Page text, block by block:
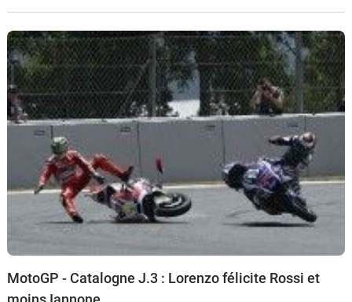
son podium. L'Espagnol est en progrès.
MotoGP - Catalogne J.3 : Lorenzo félicite Rossi et